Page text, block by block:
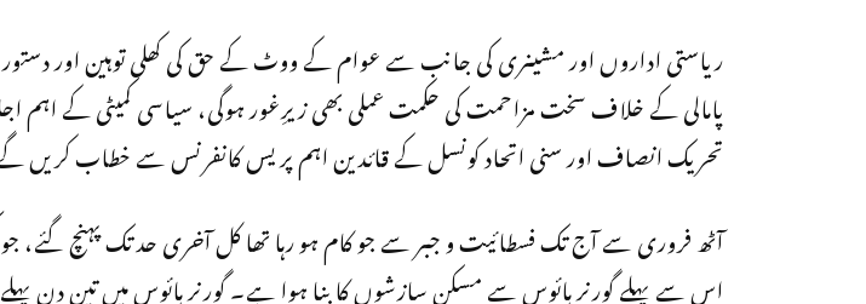
ریاستی اداروں اور مشینری کی جانب سے عوام کے ووٹ کے حق کی کھلی توہین اور
پامالی کے خلاف سخت مزاحمت کی حکمت عملی بھی زیرِغور ہوگی، سیاسی کمیٹی کے اہم
تحریک انصاف اور سنی اتحاد کونسل کے قائدین اہم پریس کانفرنس سے خطاب کریں
آٹھ فروری سے آج تک فسطائیت و جبر سے جو کام ہو رہا تھا کل آخری حد تک پہنچ گئے، جو